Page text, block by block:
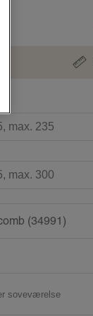
(34991)